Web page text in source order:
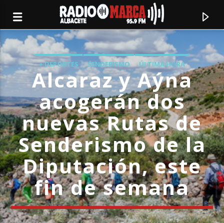
Canción actual
Radio Marca
Albacete
+ DEPORTES SENDERISMO ÚLTIMA HORA
Alcaraz y Aýna
acogerán dos
nuevas Rutas de
Senderismo de la
Diputación, este
fin de semana